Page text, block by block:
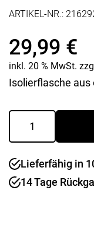
ARTIKEL-NR.:
29,99 €
inkl. 20 % MwSt.
Isolierflasche aus
Isolierflasche
Becher
grey
Menge
Lieferfähig in
14 Tage